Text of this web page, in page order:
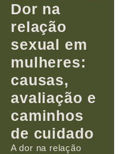
Dor na
relação
sexual em
mulheres:
causas,
avaliação e
caminhos
de cuidado
A dor na relação